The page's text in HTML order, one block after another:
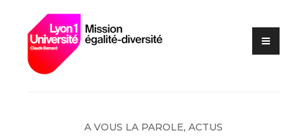
content
Bernard Lyon
A VOUS LA PAROLE, ACTUS